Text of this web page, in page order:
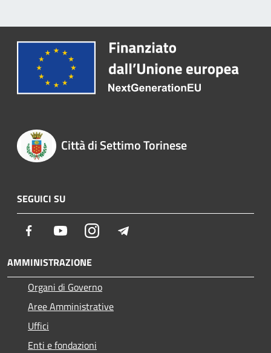
Città di Settimo Torinese
SEGUICI SU
Facebook YoutubeInstagram
AMMINISTRAZIONE
Organi di Governo
Aree Amministrative
Uffici
Enti e fondazioni